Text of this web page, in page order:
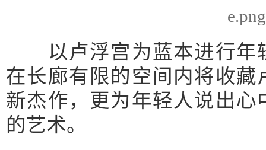
以卢浮宫为蓝本进行年
在长廊有限的空间内将收
新杰作，更为年轻人说出
的艺术。